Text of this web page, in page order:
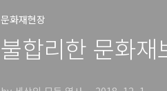
문화재현장
불합리한 문화